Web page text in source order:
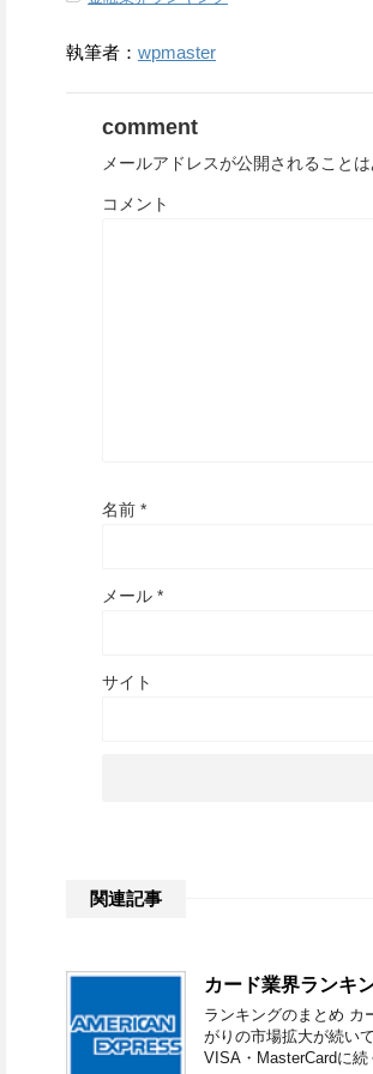
執筆者： wpmaster
comment
メールアドレスが公開されることは
コメント
名前 *
メール *
サイト
関連記事
カード業界ランキ
ランキングのまとめ カ
がりの市場拡大が続い
VISA・MasterCardに